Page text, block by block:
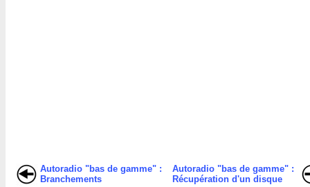
Autoradio "bas de gamme" :
Branchements
Autoradio "bas de gamme" :
Récupération d'un disque